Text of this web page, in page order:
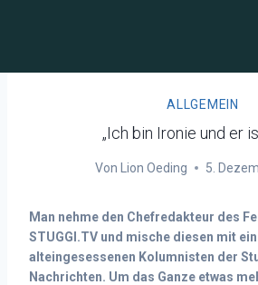
ALLGEMEIN
„Ich bin Ironie und er
Von Lion Oeding 5.
Man nehme den Chefredakteur des
STUGGI.TV und mische diesen mit
alteingesessenen Kolumnisten der
Nachrichten. Um das Ganze etwas